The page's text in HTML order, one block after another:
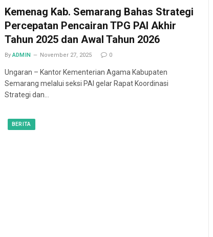
Kemenag Kab. Semarang Bahas Strategi
Percepatan Pencairan TPG PAI Akhir
Tahun 2025 dan Awal Tahun 2026
By ADMIN November 27, 2025 0
Ungaran – Kantor Kementerian Agama Kabupaten
Semarang melalui seksi PAI gelar Rapat Koordinasi
Strategi dan…
BERITA